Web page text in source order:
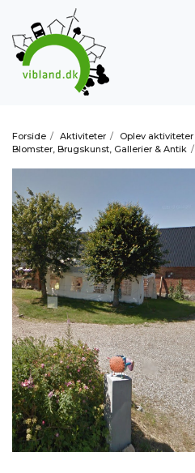
Forside / Aktiviteter / Oplev aktiviteter
Blomster, Brugskunst, Gallerier & Antik /